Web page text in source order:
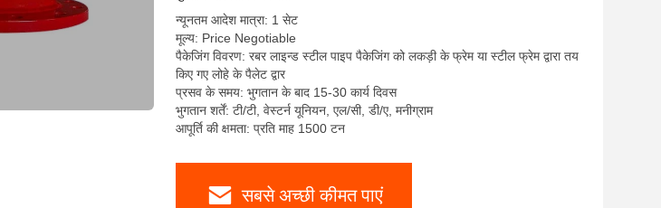
न्यूनतम आदेश मात्रा: 1 सेट
मूल्य: Price Negotiable
पैकेजिंग विवरण: रबर लाइन्ड स्टील पाइप पैकेजिंग को लकड़ी के फ्रेम या स्टील फ्रेम द्वारा तय
किए गए लोहे के पैलेट द्वार
प्रसव के समय: भुगतान के बाद 15-30 कार्य दिवस
भुगतान शर्तें: टी/टी, वेस्टर्न यूनियन, एल/सी, डी/ए, मनीग्राम
आपूर्ति की क्षमता: प्रति माह 1500 टन
सबसे अच्छी कीमत पाएं